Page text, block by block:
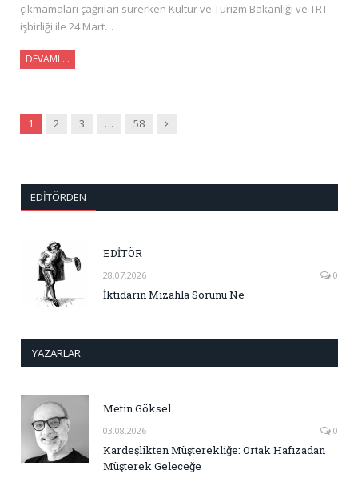
çıkmamaları çağrıları sürerken Kültür ve Turizm Bakanlığı ve TRT
işbirliği ile 24 Mart…
DEVAMI …
1 2 3 … 58 Sonraki
EDITÖRDEN
EDİTÖR
28.07.2026 0
İktidarın Mizahla Sorunu Ne
YAZARLAR
Metin Göksel
03.08.2026 0
Kardeşlikten Müşterekliğe: Ortak Hafızadan
Müşterek Geleceğe